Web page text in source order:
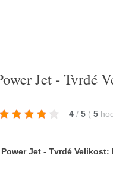
Jet - Tvrdé
4 / 5 ( 5
Jet - Tvrdé Velikost: